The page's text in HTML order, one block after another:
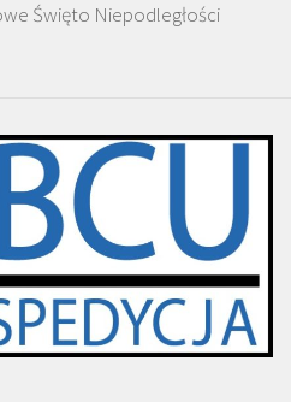
Święto Niepodległości